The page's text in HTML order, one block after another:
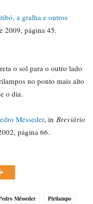
a gralha e outros
2009, página 45.
o sol para o outro lado
no ponto mais alto
o dia.
Mésseder, in Breviário
página 66.
Mésseder Pirilampo